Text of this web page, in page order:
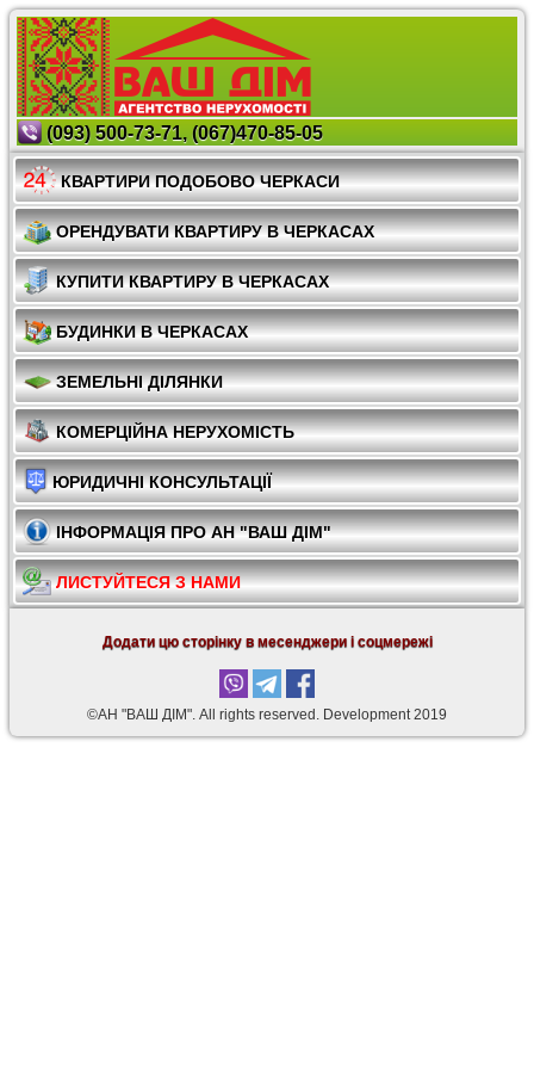
(093) 500-73-71, (067)470-85-05
КВАРТИРИ ПОДОБОВО ЧЕРКАСИ
ОРЕНДУВАТИ КВАРТИРУ В ЧЕРКАСАХ
КУПИТИ КВАРТИРУ В ЧЕРКАСАХ
БУДИНКИ В ЧЕРКАСАХ
ЗЕМЕЛЬНІ ДІЛЯНКИ
КОМЕРЦІЙНА НЕРУХОМІСТЬ
ЮРИДИЧНІ КОНСУЛЬТАЦІЇ
ІНФОРМАЦІЯ ПРО АН "ВАШ ДІМ"
ЛИСТУЙТЕСЯ З НАМИ
Додати цю сторінку в месенджери і соцмережі
©АН "ВАШ ДІМ". Аll rights reserved. Development 2019